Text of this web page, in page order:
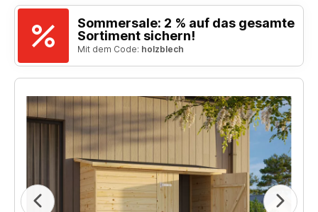
Sommersale: 2 % auf das gesamte
Sortiment sichern!
Mit dem Code: holzblech